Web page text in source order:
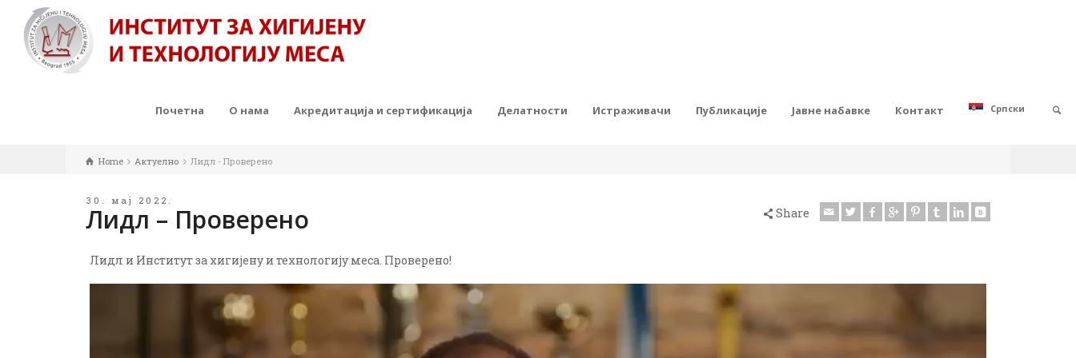
Почетна О нама Акредитација и сертификација Делатности Истраживачи Публикације Јавне набавке Контакт Српски
Home Актуелно Лидл - Проверено
30. мај 2022.
Лидл – Проверено Share
Лидл и Институт за хигијену и технологију меса. Проверено!